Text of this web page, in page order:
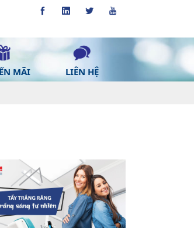
MÃI
LIÊN HỆ